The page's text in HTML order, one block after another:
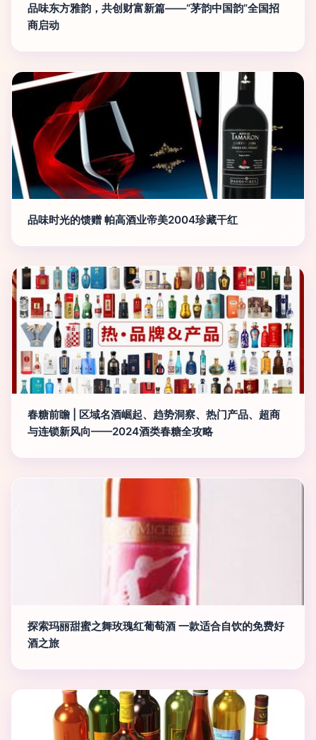
品味东方雅韵，共创财富新篇——“茅韵中国韵”全国招
商启动
品味时光的馈赠 帕高酒业帝美2004珍藏干红
春糖前瞻 | 区域名酒崛起、趋势洞察、热门产品、超商
与连锁新风向——2024酒类春糖全攻略
探索玛丽甜蜜之舞玫瑰红葡萄酒 一款适合自饮的免费好
酒之旅